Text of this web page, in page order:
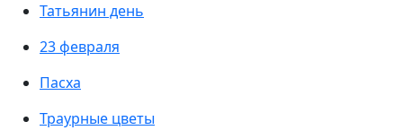
Татьянин день
23 февраля
Пасха
Траурные цветы